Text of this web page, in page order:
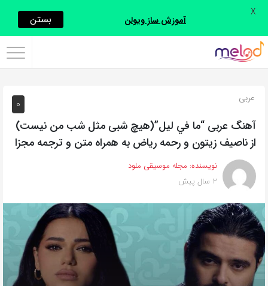
اشتراک
با
روش‌های
زیر
این
صفحه
را
با
دوستان
خود
به
0 عربی
آهنگ عربی “ما في ليل”(هیچ شبی مثل شب من نیست)
از ناصيف زيتون و رحمه ریاض به همراه متن و ترجمه مجزا
نویسنده: مجله موسیقی ملود
2 سال پیش
آموزش ساز ویولن بستن X